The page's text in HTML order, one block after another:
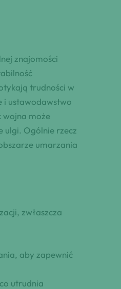
znajomości
trudności w
i ustawodawstwo
wojna może
ulgi. Ogólnie rzecz
umarzania
zwłaszcza
aby zapewnić
utrudnia